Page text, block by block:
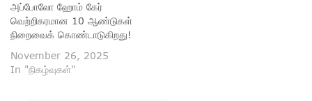
அப்போலோ ஹோம் கேர்
வெற்றிகரமான 10 ஆண்டுகள்
நிறைவைக் கொண்டாடுகிறது!
November 26, 2025
In "நிகழ்வுகள்"